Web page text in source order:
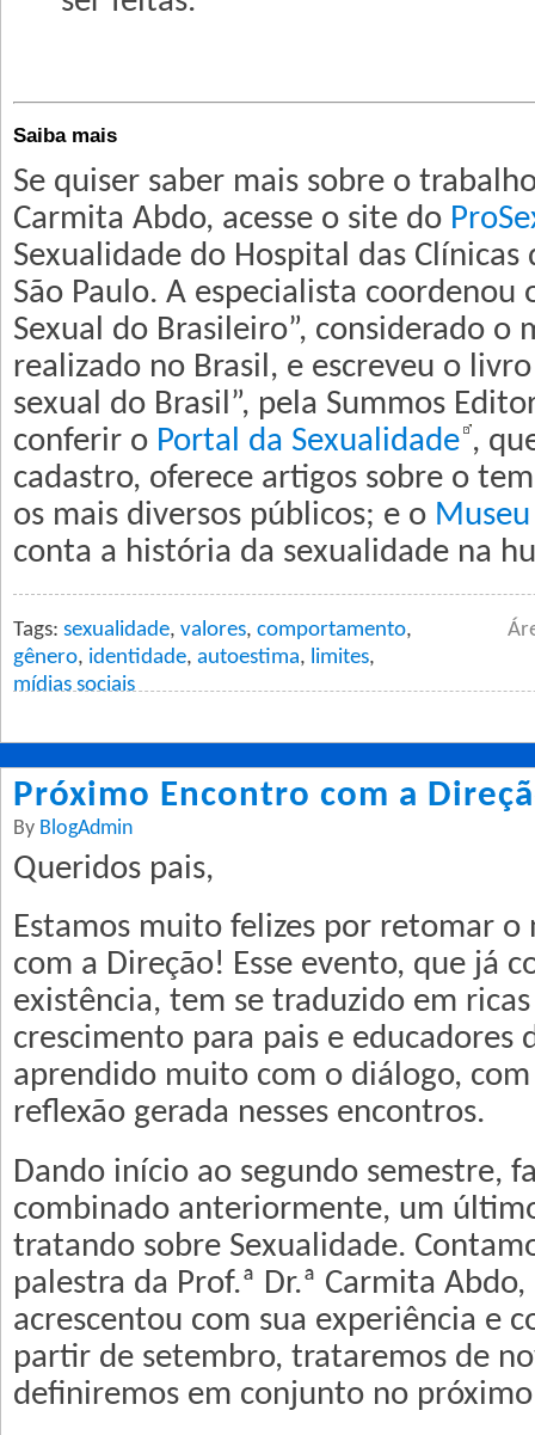
Saiba mais
Se quiser saber mais sobre o
Carmita Abdo, acesse o site do
Sexualidade do Hospital das
São Paulo. A especialista coordenou
Sexual do Brasileiro”, considerado o
realizado no Brasil, e escreveu o
sexual do Brasil”, pela Summos
conferir o Portal da Sexualidade ,
cadastro, oferece artigos sobre o
os mais diversos públicos; e o
conta a história da sexualidade na
Tags: sexualidade, valores, comportamento,
gênero, identidade, autoestima, limites,
mídias sociais
Próximo Encontro com a
By BlogAdmin
Queridos pais,
Estamos muito felizes por retomar o
com a Direção! Esse evento, que já
existência, tem se traduzido em
crescimento para pais e educadores
aprendido muito com o diálogo,
reflexão gerada nesses encontros.
Dando início ao segundo semestre,
combinado anteriormente, um
tratando sobre Sexualidade.
palestra da Prof.ª Dr.ª Carmita
acrescentou com sua experiência e
partir de setembro, trataremos de
definiremos em conjunto no